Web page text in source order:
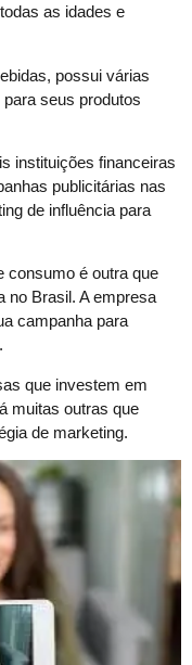
as idades e
possui várias
seus produtos
instituições financeiras
publicitárias nas
de influência para
consumo é outra que
no Brasil. A empresa
campanha para
que investem em
muitas outras que
de marketing.